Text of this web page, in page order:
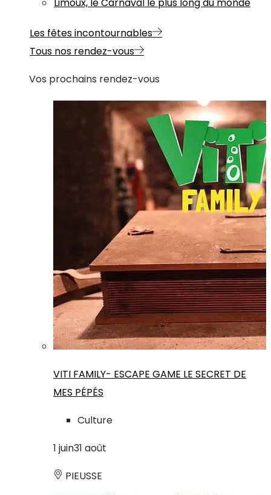
Limoux, le Carnaval le plus long du monde
Les fêtes incontournables
Tous nos rendez-vous
Vos prochains rendez-vous
VITI FAMILY- ESCAPE GAME LE SECRET DE
MES PÉPÉS
Culture
1 juin31 août
PIEUSSE